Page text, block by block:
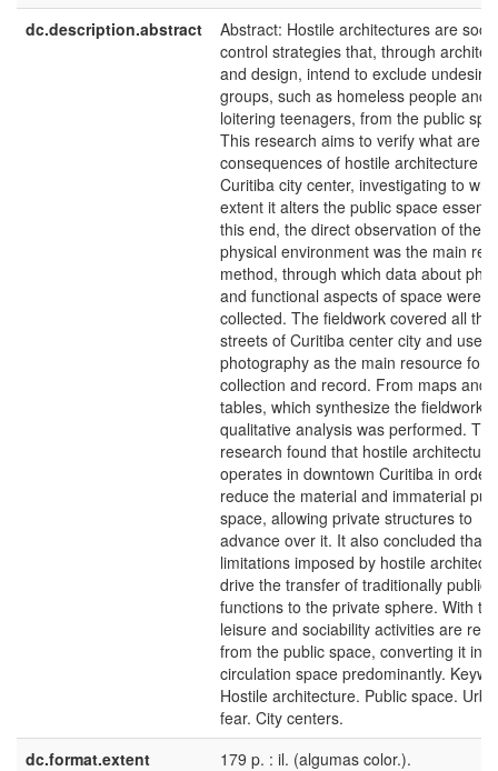
dc.description.abstract
Abstract: Hostile architectures are
control strategies that, through
and design, intend to exclude
groups, such as homeless people and
loitering teenagers, from the public
This research aims to verify what are
consequences of hostile architecture in
Curitiba city center, investigating to
extent it alters the public space
this end, the direct observation of the
physical environment was the main
method, through which data about
and functional aspects of space were
collected. The fieldwork covered all the
streets of Curitiba center city and used
photography as the main resource for
collection and record. From maps and
tables, which synthesize the fieldwork,
qualitative analysis was performed. The
research found that hostile architecture
operates in downtown Curitiba in order
reduce the material and immaterial
space, allowing private structures to
advance over it. It also concluded that
limitations imposed by hostile
drive the transfer of traditionally public
functions to the private sphere. With
leisure and sociability activities are
from the public space, converting it
circulation space predominantly.
Hostile architecture. Public space.
fear. City centers.
dc.format.extent
179 p. : il. (algumas color.).